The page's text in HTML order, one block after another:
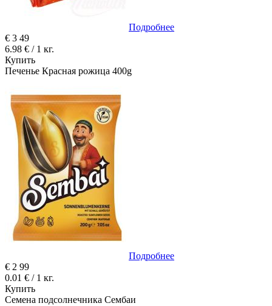
Подробнее
€ 3 49
6.98 € / 1 кг.
Купить
Печенье Красная рожица 400g
Подробнее
€ 2 99
0.01 € / 1 кг.
Купить
Семена подсолнечника Сембаи